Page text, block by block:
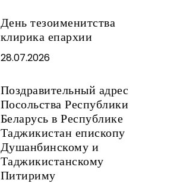
День тезоименитства
клирика епархии
28.07.2026
Поздравительный адрес
Посольства Республики
Беларусь в Республике
Таджикистан епископу
Душанбинскому и
Таджикистанскому
Питириму